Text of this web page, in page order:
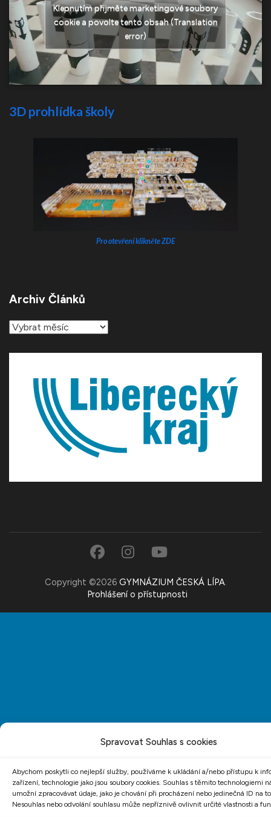
Spravovat Souhlas s cookies
Abychom poskytli co nejlepší služby, používáme k ukládání a/nebo přístupu k
zařízení, technologie jako jsou soubory cookies. Souhlas s těmito technologiemi
umožní zpracovávat údaje, jako je chování při procházení nebo jedinečná ID na
Nesouhlas nebo odvolání souhlasu může nepříznivě ovlivnit určité vlastnosti a
Klepnutím přijměte marketingové soubory
cookie a povolte tento obsah (Translation
error)
3D prohlídka školy
Pro otevření klikněte ZDE
Archiv Článků
Archiv
Copyright ©2026 GYMNÁZIUM ČESKÁ LÍPA.
Prohlášení o přístupnosti